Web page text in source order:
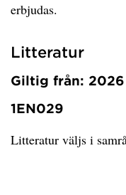
erbjudas.
Litteratur
Giltig från: 2026
1EN029
Litteratur väljs i